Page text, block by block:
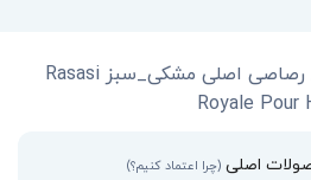
اصلی (چرا اعتماد کنیم؟)